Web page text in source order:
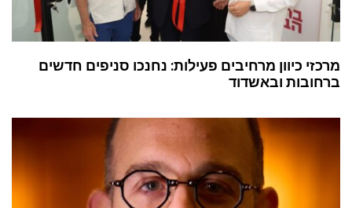
מרכזי כיוון מרחיבים פעילות: נחנכו סניפים חדשים
ברחובות ובאשדוד